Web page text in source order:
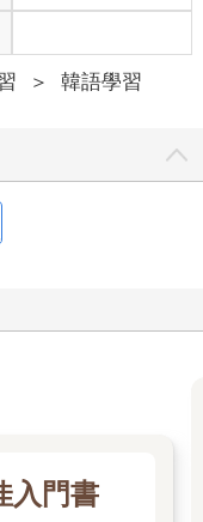
＞ 韓語學習
入門書